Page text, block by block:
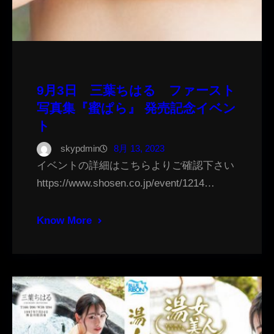
9月3日 三葉ちはる ファースト
写真集『蜜ぱら』 発売記念イベン
ト
skypdmin 8月 13, 2023
イベントの詳細はこちらよりご確認下さい
https://www.shosen.co.jp/event/1214…
Know More